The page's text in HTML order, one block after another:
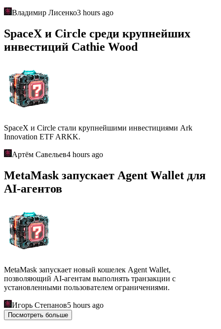
Владимир Лисенко3 hours ago
SpaceX и Circle среди крупнейших
инвестиций Cathie Wood
SpaceX и Circle стали крупнейшими инвестициями Ark
Innovation ETF ARKK.
Артём Савельев4 hours ago
MetaMask запускает Agent Wallet для
AI-агентов
MetaMask запускает новый кошелек Agent Wallet,
позволяющий AI-агентам выполнять транзакции с
установленными пользователем ограничениями.
Игорь Степанов5 hours ago
Посмотреть больше